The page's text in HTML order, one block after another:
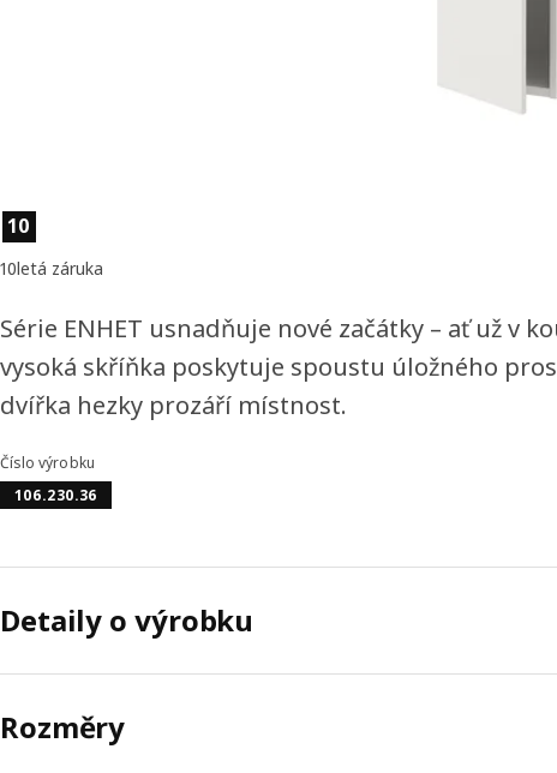
Vlastnosti výrobku
10
10letá záruka
Série ENHET usnadňuje nové začátky – ať už v
vysoká skříňka poskytuje spoustu úložného
dvířka hezky prozáří místnost.
Číslo výrobku
106.230.36
Detaily o výrobku
Rozměry